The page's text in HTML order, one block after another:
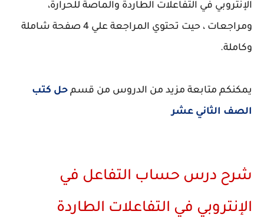
الإنتروبي في التفاعلات الطاردة والماصة للحرارة،
ومراجعات ، حيت تحتوي المراجعة علي 4 صفحة شاملة
وكاملة.
يمكنكم متابعة مزيد من الدروس من قسم حل كتب
الصف الثاني عشر
شرح درس حساب التفاعل في
الإنتروبي في التفاعلات الطاردة